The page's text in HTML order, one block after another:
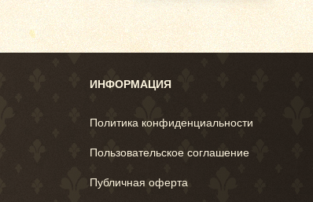
ИНФОРМАЦИЯ
Политика конфиденциальности
Пользовательское соглашение
Публичная оферта